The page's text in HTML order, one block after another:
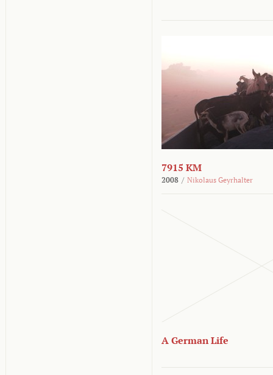
7915 KM
2008 / Nikolaus Geyrhalter
A German Life